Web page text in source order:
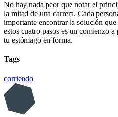
No hay nada peor que notar el
la mitad de una carrera. Cada
importante encontrar la solución
estos cuatro pasos es un comienzo
tu estómago en forma.
Tags
corriendo